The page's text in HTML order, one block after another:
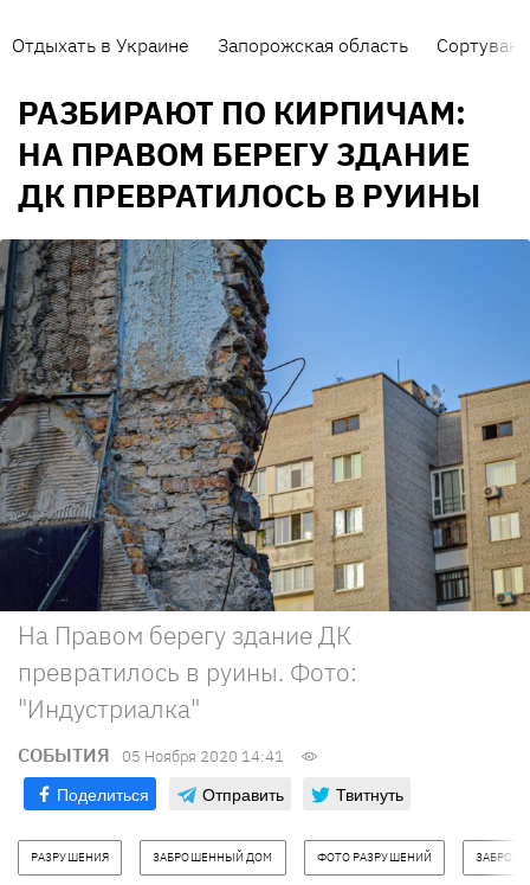
Отдыхать в Украине Запорожская область
РАЗБИРАЮТ ПО КИРПИЧАМ:
НА ПРАВОМ БЕРЕГУ ЗДАНИЕ
ДК ПРЕВРАТИЛОСЬ В РУИНЫ
На Правом берегу здание ДК
превратилось в руины. Фото:
"Индустриалка"
СОБЫТИЯ 05 Ноября 2020 14:41
Поделиться Отправить Твитнуть
РАЗРУШЕНИЯ ЗАБРОШЕННЫЙ ДОМ ФОТО РАЗРУШЕНИЙ